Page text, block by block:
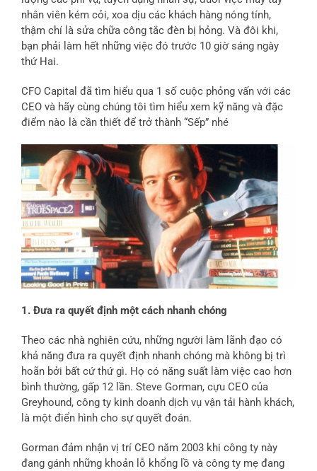
nhân viên kém cỏi, xoa dịu các khách hàng nóng tính,
thậm chí là sửa chữa công tắc đèn bị hỏng. Và đôi khi,
bạn phải làm hết những việc đó trước 10 giờ sáng ngày
thứ Hai.
CFO Capital đã tìm hiểu qua 1 số cuộc phỏng vấn với các
CEO và hãy cùng chúng tôi tìm hiểu xem kỹ năng và đặc
điểm nào là cần thiết để trở thành “Sếp” nhé
1. Đưa ra quyết định một cách nhanh chóng
Theo các nhà nghiên cứu, những người làm lãnh đạo có
khả năng đưa ra quyết định nhanh chóng mà không bị trì
hoãn bởi bất cứ thứ gì. Họ có năng suất làm việc cao hơn
bình thường, gấp 12 lần. Steve Gorman, cựu CEO của
Greyhound, công ty kinh doanh dịch vụ vận tải hành khách,
là một điển hình cho sự quyết đoán.
Gorman đảm nhận vị trí CEO năm 2003 khi công ty này
đang gánh những khoản lỗ khổng lồ và công ty mẹ đang